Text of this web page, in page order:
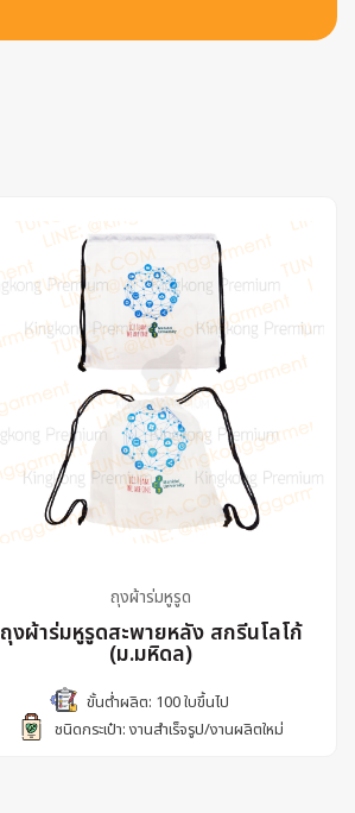
ถุงผ้าร่มหูรูด
ถุงผ้าร่มหูรูดสะพายหลัง สกรีนโลโก้
(ม.มหิดล)
ขั้นต่ำผลิต: 100 ใบขึ้นไป
ชนิดกระเป๋า: งานสำเร็จรูป/งานผลิตใหม่